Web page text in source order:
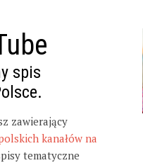
spis
zawierający
kanałów na
tematyczne